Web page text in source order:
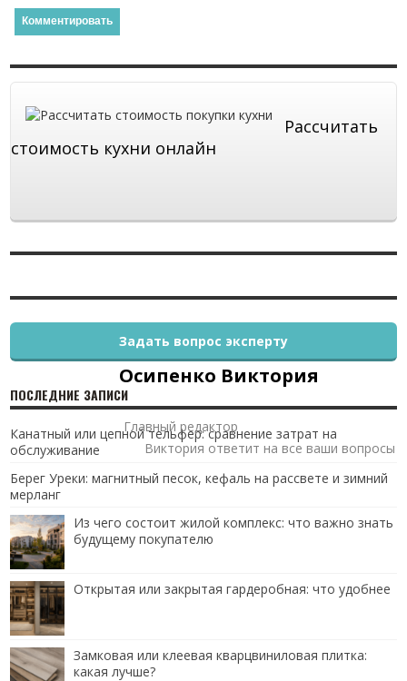
Рассчитать
стоимость кухни онлайн
Осипенко Виктория
Главный редактор
Виктория ответит на все ваши вопросы
Задать вопрос эксперту
ПОСЛЕДНИЕ ЗАПИСИ
Канатный или цепной тельфер: сравнение затрат на
обслуживание
Берег Уреки: магнитный песок, кефаль на рассвете и зимний
мерланг
Из чего состоит жилой комплекс: что важно знать
будущему покупателю
Открытая или закрытая гардеробная: что удобнее
Замковая или клеевая кварцвиниловая плитка:
какая лучше?